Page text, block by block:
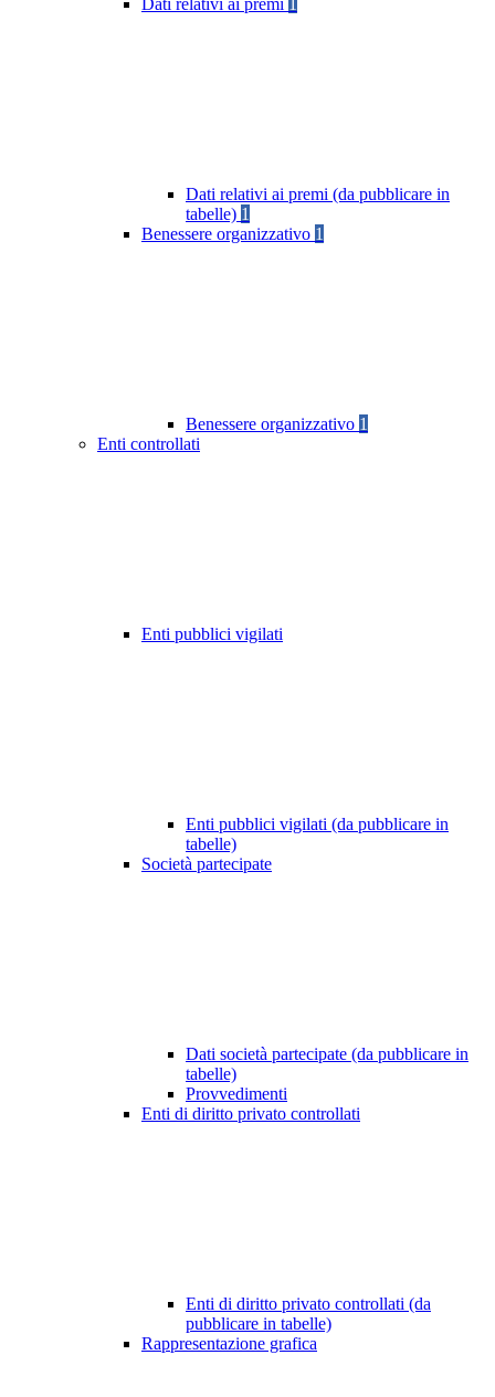
Dati relativi ai premi
Dati relativi ai premi (da pubblicare in
tabelle) 1
Benessere organizzativo 1
Benessere organizzativo 1
Enti controllati
Enti pubblici vigilati
Enti pubblici vigilati (da pubblicare in
tabelle)
Società partecipate
Dati società partecipate (da pubblicare in
tabelle)
Provvedimenti
Enti di diritto privato controllati
Enti di diritto privato controllati (da
pubblicare in tabelle)
Rappresentazione grafica